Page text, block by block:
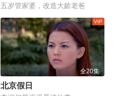
五岁管家婆，改造大龄老爸
全20集
北京假日